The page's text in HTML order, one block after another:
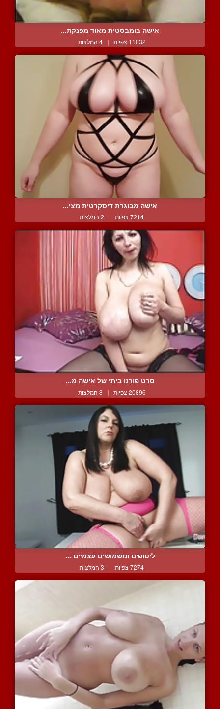
אישה בומבסטית מאוד מפנקת...
11032 צפיות | 4 המלצות
אישה מבוגרת דיסקרטית מצי...
7214 צפיות | 2 המלצות
סרט פורנו ביתי של אישה מ...
20896 צפיות | 8 המלצות
ליטופים ומשמושים עצמיים ...
7274 צפיות | 3 המלצות